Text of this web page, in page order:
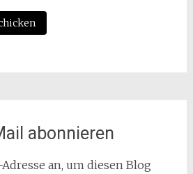
abonnieren
an, um diesen Blog